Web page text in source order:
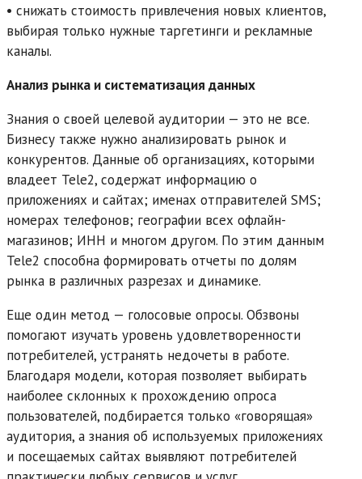
• снижать стоимость привлечения новых клиентов,
выбирая только нужные таргетинги и рекламные
каналы.
Анализ рынка и систематизация данных
Знания о своей целевой аудитории — это не все.
Бизнесу также нужно анализировать рынок и
конкурентов. Данные об организациях, которыми
владеет Tele2, содержат информацию о
приложениях и сайтах; именах отправителей SMS;
номерах телефонов; географии всех офлайн-
магазинов; ИНН и многом другом. По этим данным
Tele2 способна формировать отчеты по долям
рынка в различных разрезах и динамике.
Еще один метод — голосовые опросы. Обзвоны
помогают изучать уровень удовлетворенности
потребителей, устранять недочеты в работе.
Благодаря модели, которая позволяет выбирать
наиболее склонных к прохождению опроса
пользователей, подбирается только «говорящая»
аудитория, а знания об используемых приложениях
и посещаемых сайтах выявляют потребителей